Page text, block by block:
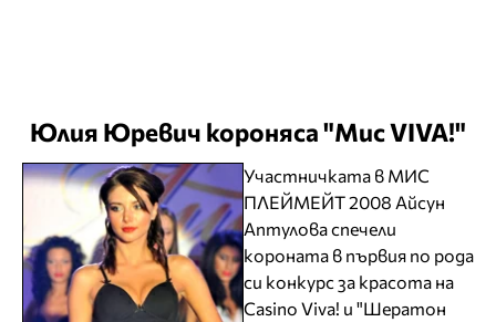
Юлия Юревич короняса "Мис VIVA!"
Участничката в МИС
ПЛЕЙМЕЙТ 2008 Айсун
Аптулова спечели
короната в първия по рода
си конкурс за красота на
Casino Viva! и "Шератон